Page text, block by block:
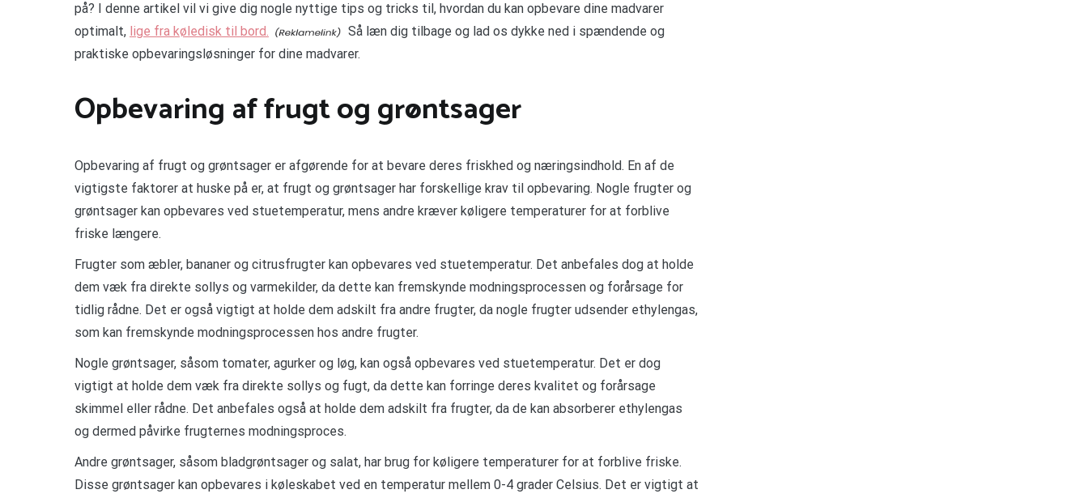
på? I denne artikel vil vi give dig nogle nyttige tips og tricks til, hvordan du kan opbevare dine madvarer
optimalt, lige fra køledisk til bord.
Så læn dig tilbage og lad os dykke ned i spændende og
praktiske opbevaringsløsninger for dine madvarer.
Opbevaring af frugt og grøntsager
Opbevaring af frugt og grøntsager er afgørende for at bevare deres friskhed og næringsindhold. En af de
vigtigste faktorer at huske på er, at frugt og grøntsager har forskellige krav til opbevaring. Nogle frugter og
grøntsager kan opbevares ved stuetemperatur, mens andre kræver køligere temperaturer for at forblive
friske længere.
Frugter som æbler, bananer og citrusfrugter kan opbevares ved stuetemperatur. Det anbefales dog at holde
dem væk fra direkte sollys og varmekilder, da dette kan fremskynde modningsprocessen og forårsage for
tidlig rådne. Det er også vigtigt at holde dem adskilt fra andre frugter, da nogle frugter udsender ethylengas,
som kan fremskynde modningsprocessen hos andre frugter.
Nogle grøntsager, såsom tomater, agurker og løg, kan også opbevares ved stuetemperatur. Det er dog
vigtigt at holde dem væk fra direkte sollys og fugt, da dette kan forringe deres kvalitet og forårsage
skimmel eller rådne. Det anbefales også at holde dem adskilt fra frugter, da de kan absorberer ethylengas
og dermed påvirke frugternes modningsproces.
Andre grøntsager, såsom bladgrøntsager og salat, har brug for køligere temperaturer for at forblive friske.
Disse grøntsager kan opbevares i køleskabet ved en temperatur mellem 0-4 grader Celsius. Det er vigtigt at